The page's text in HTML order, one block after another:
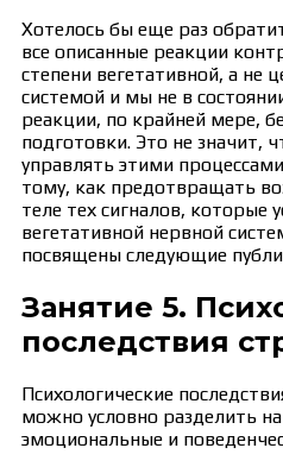
Хотелось бы еще раз
все описанные реакции
степени вегетативной, а не
системой и мы не в
реакции, по крайней мере,
подготовки. Это не значит,
управлять этими
тому, как предотвращать
теле тех сигналов, которые
вегетативной нервной
посвящены следующие
Занятие 5.
последствия
Психологические
можно условно разделить
эмоциональные и